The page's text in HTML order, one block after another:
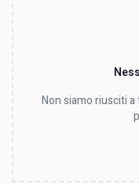
Non siamo riusciti